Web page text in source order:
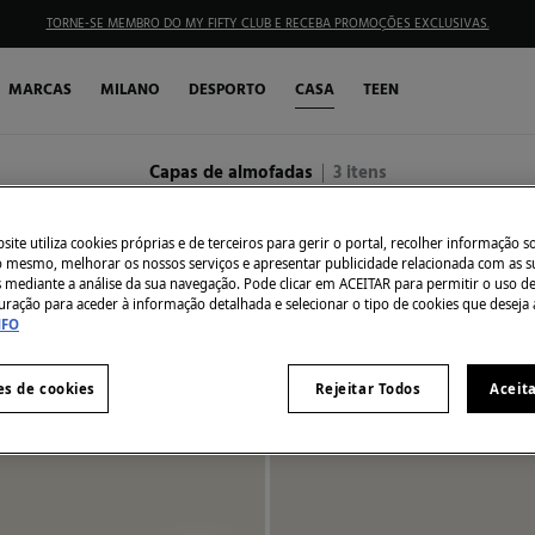
TORNE-SE MEMBRO DO MY FIFTY CLUB E RECEBA PROMOÇÕES EXCLUSIVAS.
MARCAS MILANO DESPORTO CASA TEEN
Capas de almofadas 3 itens
Lençóis Capas De Almofadas Capas Nórdicas Borregos Capas De
utiliza cookies próprias e de terceiros para gerir o portal, recolher informação
mesmo, melhorar os nossos serviços e apresentar publicidade relacionada com as
a análise da sua navegação. Pode clicar em ACEITAR para permitir o uso
para aceder à informação detalhada e selecionar o tipo de cookies que deseja
Rejeitar Todos
de cookies